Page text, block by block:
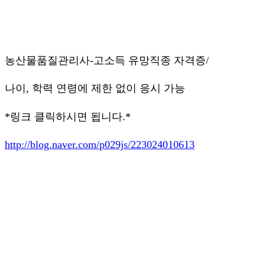
농산물품질관리사-고소득 유망직종 자격증/
나이, 학력 연령에 제한 없이 응시 가능
*링크 클릭하시면 됩니다.*
http://blog.naver.com/p029js/223024010613